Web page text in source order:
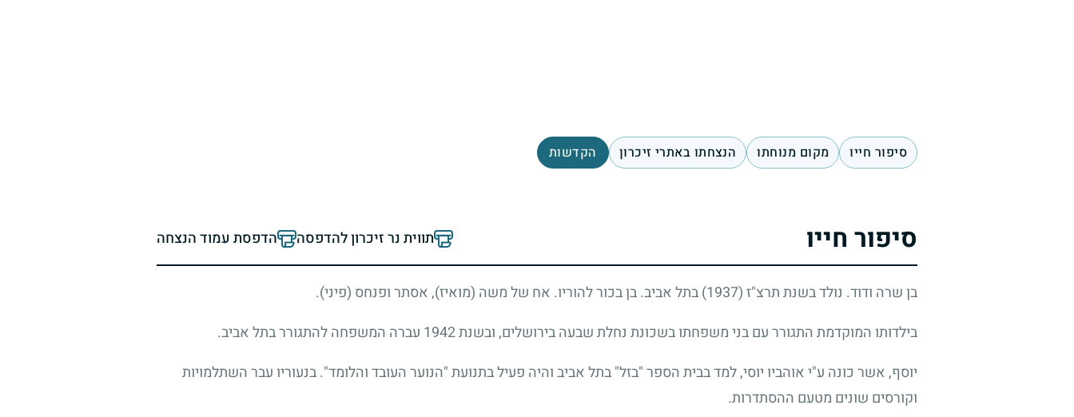
סיפור חייו מקום מנוחתו הנצחתו באתרי זיכרון הקדשות
סיפור חייו תווית נר זיכרון להדפסה הדפסת עמוד הנצחה
בן שרה ודוד. נולד בשנת תרצ"ז (1937) בתל אביב. בן בכור להוריו. אח של משה (מואיז), אסתר ופנחס (פיני).
בילדותו המוקדמת התגורר עם בני משפחתו בשכונת נחלת שבעה בירושלים, ובשנת 1942 עברה המשפחה להתגורר בתל אביב.
יוסף, אשר כונה ע"י אוהביו יוסי, למד בבית הספר "בזל" בתל אביב והיה פעיל בתנועת "הנוער העובד והלומד". בנעוריו עבר השתלמויות
וקורסים שונים מטעם ההסתדרות.